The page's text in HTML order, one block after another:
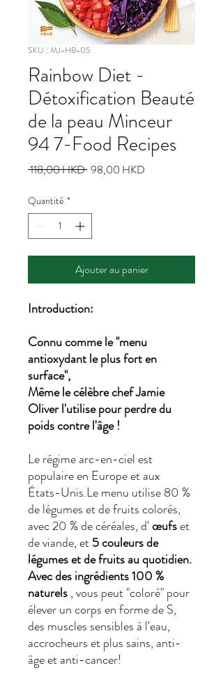
SKU : MJ-HB-05
Rainbow Diet -
Détoxification Beauté
de la peau Minceur
94 7-Food Recipes
118,00 HKD Prix
98,00 HKD
Quantité *
Ajouter au panier
Introduction:
Connu comme le "menu
antioxydant le plus fort en
surface",
Même le célèbre chef Jamie
Oliverl'utilise pour perdre du
poids contre l'âge !
Le régime arc-en-ciel est
populaire en Europe et aux
États-Unis.Le menu utilise 80 %
de légumes et de fruits colorés,
avec 20 % de céréales, d'œufset
de viande, et5couleurs de
légumes et de fruits au quotidien.
Avecdes ingrédients 100 %
naturels, vous peut "coloré" pour
élever un corps en forme de S,
des muscles sensibles à l'eau,
accrocheurs et plus sains, anti-
âge et anti-cancer!